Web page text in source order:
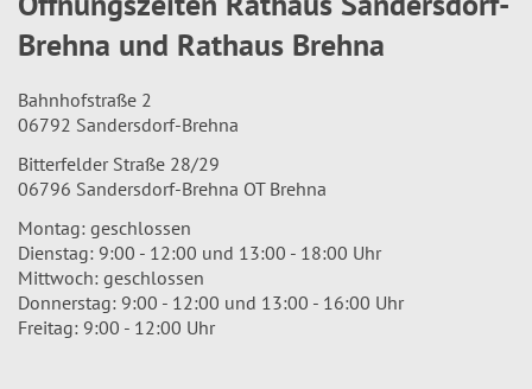
Brehna und Rathaus Brehna
Bahnhofstraße 2
06792 Sandersdorf-Brehna
Bitterfelder Straße 28/29
06796 Sandersdorf-Brehna OT Brehna
Montag: geschlossen
Dienstag: 9:00 - 12:00 und 13:00 - 18:00 Uhr
Mittwoch: geschlossen
Donnerstag: 9:00 - 12:00 und 13:00 - 16:00 Uhr
Freitag: 9:00 - 12:00 Uhr